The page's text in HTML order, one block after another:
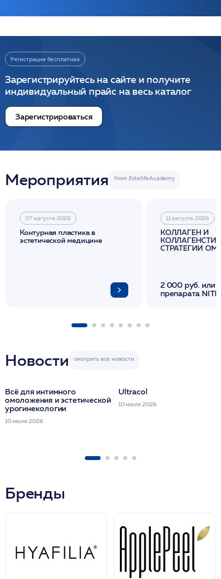
Регистрация бесплатная
Зарегистрируйтесь на сайте и получите
индивидуальный прайс на весь каталог
Зарегистрироваться
Мероприятия
07 августа 2026
Контурная пластика в
эстетической медицине
11 августа 2026
КОЛЛАГЕН И
СТРАТЕГИИ
2 000 руб. или
препарата
Новости
Всё для интимного
омоложения и эстетической
урогинекологии
10 июля 2026
Ultracol
10 июля 2026
Бренды